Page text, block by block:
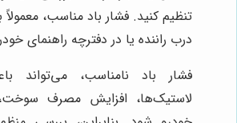
تنظیم کنید. فشار باد مناسب، معمولاً
درب راننده یا در دفترچه راهنمای
فشار باد نامناسب، می‌تواند
لاستیک‌ها، افزایش مصرف